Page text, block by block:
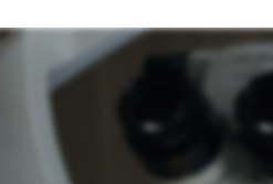
SPECTRALISについて